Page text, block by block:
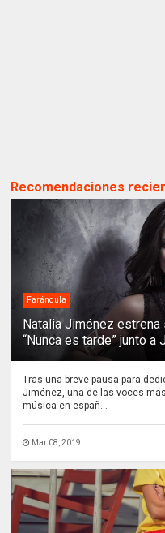
Recomendaciones
Farándula
Natalia Jiménez
“Nunca es tarde” junto a
Tras una breve pausa para
Jiménez, una de las voces
música en españ...
Mar 08, 2019